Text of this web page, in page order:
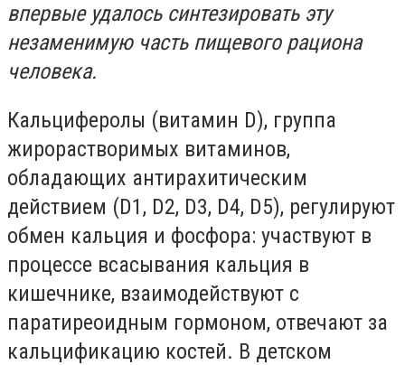
впервые удалось синтезировать эту
незаменимую часть пищевого рациона
человека.
Кальциферолы (витамин D), группа
жирорастворимых витаминов,
обладающих антирахитическим
действием (D1, D2, D3, D4, D5), регулируют
обмен кальция и фосфора: участвуют в
процессе всасывания кальция в
кишечнике, взаимодействуют с
паратиреоидным гормоном, отвечают за
кальцификацию костей. В детском